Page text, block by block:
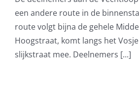
een andere route in de
route volgt bijna de gehele
Hoogstraat, komt langs het
slijkstraat mee. Deelnemers [...]